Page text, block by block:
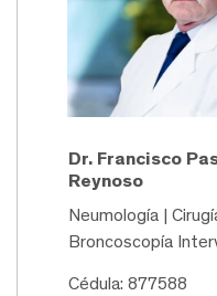
Dr. Francisco
Reynoso
Neumología |
Broncoscopía
Cédula: 877588